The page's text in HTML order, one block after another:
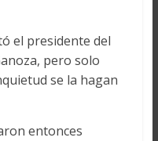
el presidente del
pero solo
se la hagan
entonces